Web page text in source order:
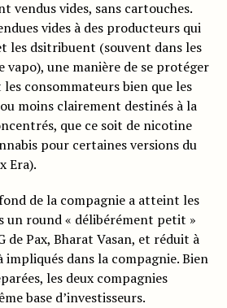
vendus vides, sans cartouches.
vides à des producteurs qui
les dsitribuent (souvent dans les
vapo), une manière de se protéger
les consommateurs bien que les
moins clairement destinés à la
que ce soit de nicotine
pour certaines versions du
Era).
de la compagnie a atteint les
un round « délibérément petit »
de Pax, Bharat Vasan, et réduit à
impliqués dans la compagnie. Bien
les deux compagnies
base d’investisseurs.